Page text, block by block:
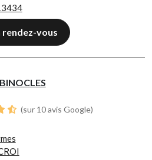
rendez-vous
(sur 10 avis Google)